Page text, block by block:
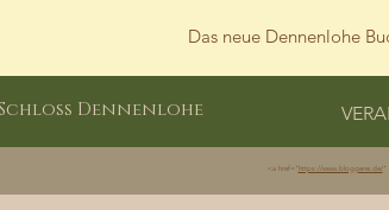
Das neue Dennenlohe
Schloss Dennenlohe
<a href=" https://www.bloggerei.de/"